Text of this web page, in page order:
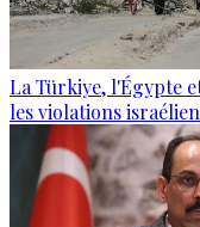
La Türkiye, l'Égypte
les violations